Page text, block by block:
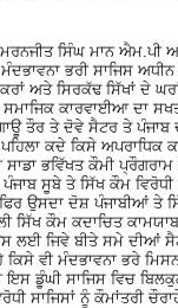
ਸਿੰਘ ਮਾਨ
ਭਰੀ ਸਾਜਿਸ
ਅਤੇ ਸਿਰਕੱਢ ਸਿੱਖਾਂ ਦੇ
ਸਮਾਜਿਕ ਕਾਰਵਾਈਆ ਦਾ
ਤੌਰ ਤੇ ਦੋਵੇ ਸੈਟਰ ਤੇ ਪੰਜਾਬ
ਪਹਿਲਾ ਕਦੇ ਕਿਸੇ
ਸਾਡਾ ਭਵਿੱਖਤ ਕੌਮੀ
ਪੰਜਾਬ ਸੂਬੇ ਤੇ ਸਿੱਖ ਕੌਮ
ਉਸਦਾ ਦੋਸ਼ ਪੰਜਾਬੀਆਂ ਤੇ
ਸਿੱਖ ਕੌਮ ਕਦਾਚਿਤ
ਲਈ ਜਿਵੇ ਬੀਤੇ ਸਮੇ ਦੀਆਂ
ਵੀ ਮੰਦਭਾਵਨਾ ਭਰੇ
ਇਸ ਡੂੰਘੀ ਸਾਜਿਸ ਵਿਚ
ਸਾਜਿਸਾਂ ਨੂੰ ਕੌਮਾਂਤਰੀ